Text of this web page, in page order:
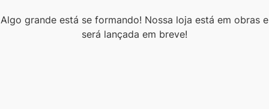
Algo grande está se formando! Nossa loja está em obras e
será lançada em breve!